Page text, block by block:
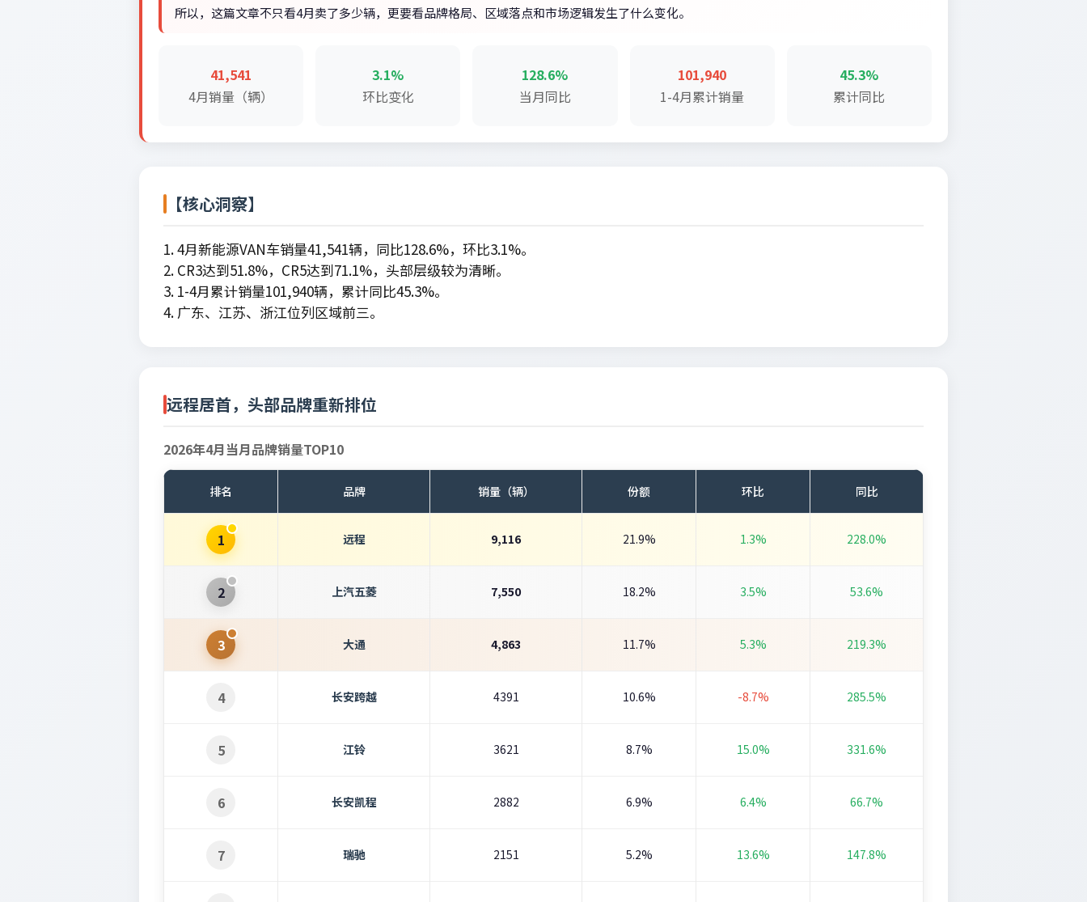
所以，这篇文章不只看4月卖了多少辆，更要看品牌格局、区域落点和市场逻辑发生了什么变化。
41,541
4月销量（辆）
3.1%
环比变化
128.6%
当月同比
101,940
1-4月累计销量
45.3%
累计同比
【核心洞察】
1. 4月新能源VAN车销量41,541辆，同比128.6%，环比3.1%。
2. CR3达到51.8%，CR5达到71.1%，头部层级较为清晰。
3. 1-4月累计销量101,940辆，累计同比45.3%。
4. 广东、江苏、浙江位列区域前三。
远程居首，头部品牌重新排位
2026年4月当月品牌销量TOP10
排名 品牌 销量（辆） 份额 环比 同比
1 远程 9,116 21.9% 1.3% 228.0%
2 上汽五菱 7,550 18.2% 3.5% 53.6%
3 大通 4,863 11.7% 5.3% 219.3%
4 长安跨越 4391 10.6% -8.7% 285.5%
5 江铃 3621 8.7% 15.0% 331.6%
6 长安凯程 2882 6.9% 6.4% 66.7%
7 瑞驰 2151 5.2% 13.6% 147.8%